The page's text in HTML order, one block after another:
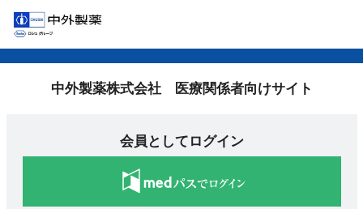
中外製薬株式会社 医療関係者向けサイト
会員としてログイン